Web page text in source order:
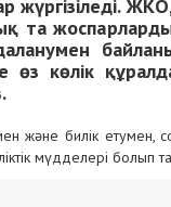
та
өз көлік
және билік
мүдделері болып